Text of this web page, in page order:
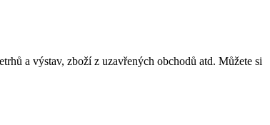
a výstav, zboží z uzavřených obchodů atd. Můžete si